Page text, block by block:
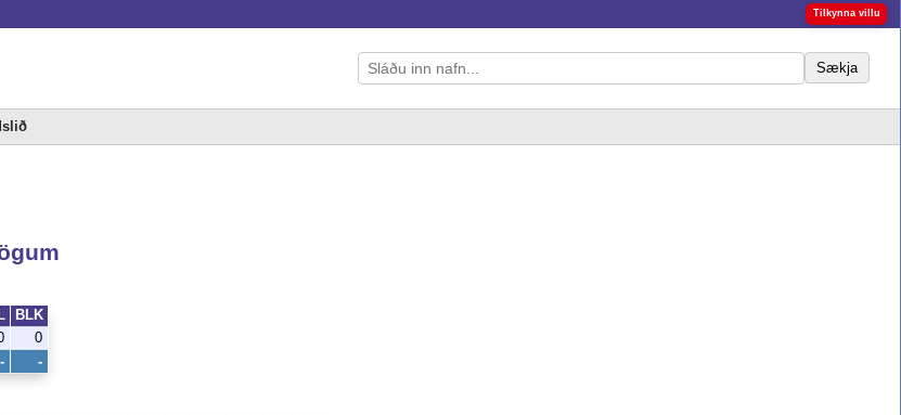
Tilkynna villu
Sækja
BLK
0
- -